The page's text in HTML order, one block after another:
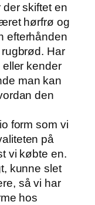
der skiftet en
hørfrø og
efterhånden
Har
kender
man kan
den
form som vi
på
vi købte en.
kunne slet
så vi har
hos